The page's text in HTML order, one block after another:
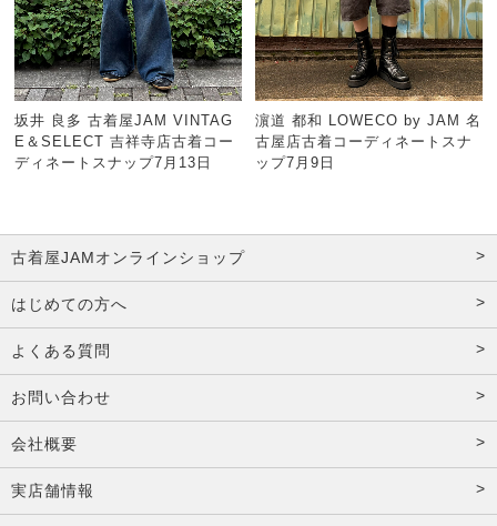
坂井 良多 古着屋JAM VINTAG
E＆SELECT 吉祥寺店古着コー
ディネートスナップ7月13日
濵道 都和 LOWECO by JAM 名
古屋店古着コーディネートスナ
ップ7月9日
古着屋JAMオンラインショップ
はじめての方へ
よくある質問
お問い合わせ
会社概要
実店舗情報